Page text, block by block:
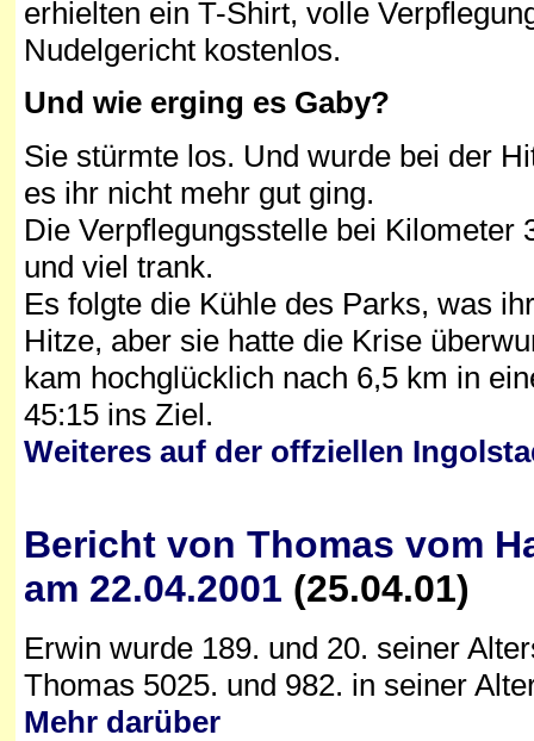
erhielten ein T-Shirt, volle
Nudelgericht kostenlos.
Und wie erging es Gaby?
Sie stürmte los. Und wurde bei der
es ihr nicht mehr gut ging.
Die Verpflegungsstelle bei
und viel trank.
Es folgte die Kühle des Parks, was
Hitze, aber sie hatte die Krise
kam hochglücklich nach 6,5 km in
45:15 ins Ziel.
Weiteres auf der offziellen
Bericht von Thomas vom
am 22.04.2001 (25.04.01)
Erwin wurde 189. und 20. seiner
Thomas 5025. und 982. in seiner
Mehr darüber